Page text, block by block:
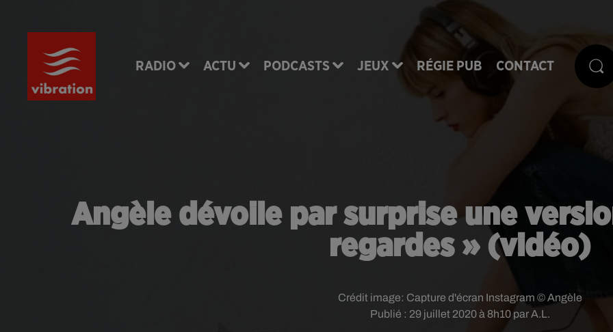
RADIO ACTU PODCASTS JEUX RÉGIE PUB CONTACT
Angèle dévoile par surprise une
regardes » (vidéo)
Publié : 29 juillet 2020 à 8h10 par A.L.
Crédit image: Capture d'écran Instagram © Angèle